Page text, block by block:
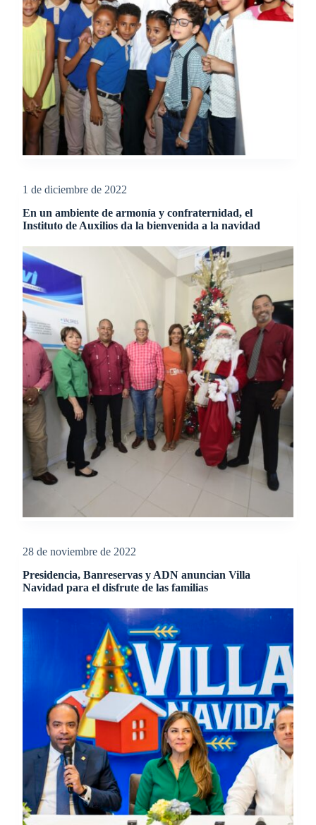
1 de diciembre de 2022
En un ambiente de armonía y confraternidad, el
Instituto de Auxilios da la bienvenida a la navidad
28 de noviembre de 2022
Presidencia, Banreservas y ADN anuncian Villa
Navidad para el disfrute de las familias